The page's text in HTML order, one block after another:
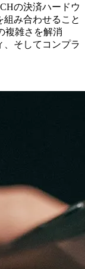
の決済ハードウ
組み合わせること
複雑さを解消
、そしてコンプラ